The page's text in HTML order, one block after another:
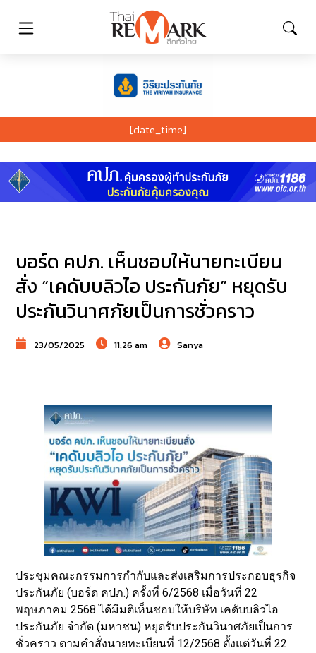
[date_time]
บอร์ด คปภ. เห็นชอบให้นายทะเบียน
สั่ง “เคดับบลิวไอ ประกันภัย” หยุดรับ
ประกันวินาศภัยเป็นการชั่วคราว
23/05/2025 11:26 am Sanya
ประชุมคณะกรรมการกำกับและส่งเสริมการประกอบธุรกิจ
ประกันภัย (บอร์ด คปภ.) ครั้งที่ 6/2568 เมื่อวันที่ 22
พฤษภาคม 2568 ได้มีมติเห็นชอบให้บริษัท เคดับบลิวไอ
ประกันภัย จำกัด (มหาชน) หยุดรับประกันวินาศภัยเป็นการ
ชั่วคราว ตามคำสั่งนายทะเบียนที่ 12/2568 ตั้งแต่วันที่ 22